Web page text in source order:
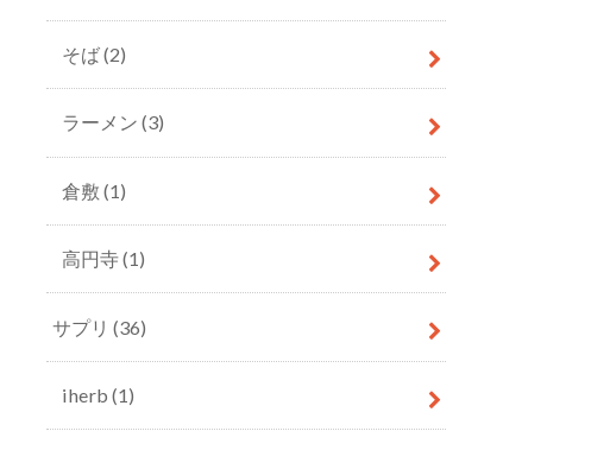
そば(2)
ラーメン (3)
倉敷 (1)
高円寺(1)
サプリ (36)
iherb (1)